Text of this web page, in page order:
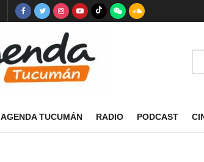
AGENDA TUCUMÁN RADIO PODCAST